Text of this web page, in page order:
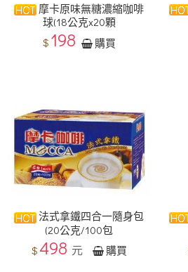
摩卡原味無糖濃縮咖啡
球(18公克x20顆
$ 198 購買
法式拿鐵四合一隨身包
(20公克/100包
$ 498 元 購買